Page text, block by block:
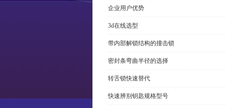
企业用户优势
3d在线选型
带内部解锁结构的撞击锁
密封条弯曲半径的选择
转舌锁快速替代
快速辨别钥匙规格型号